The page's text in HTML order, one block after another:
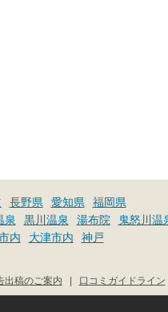
長野県 愛知県 福岡県
泉 黒川温泉 湯布院 鬼怒川温
内 大津市内 神戸
口コミガイドライン
|
出稿のご案内